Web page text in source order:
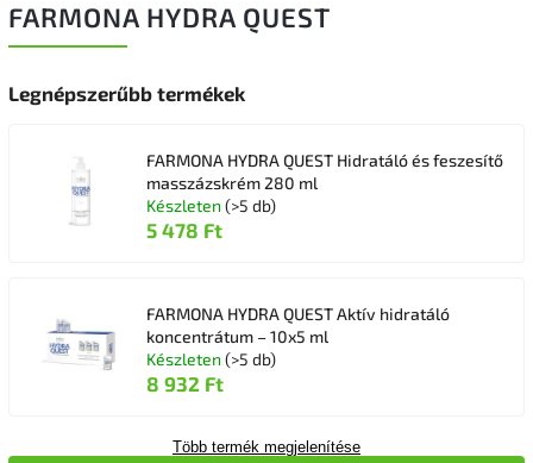
FARMONA HYDRA QUEST
Legnépszerűbb termékek
FARMONA HYDRA QUEST Hidratáló és feszesítő
masszázskrém 280 ml
Készleten (>5 db)
5 478 Ft
FARMONA HYDRA QUEST Aktív hidratáló
koncentrátum – 10x5 ml
Készleten (>5 db)
8 932 Ft
Több termék megjelenítése